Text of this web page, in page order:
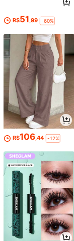
R$51,99 -60%
R$106,44 -12%